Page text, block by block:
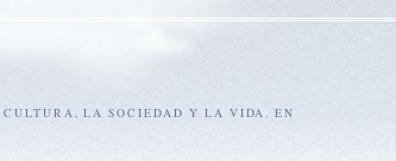
LA SOCIEDAD Y LA VIDA. EN